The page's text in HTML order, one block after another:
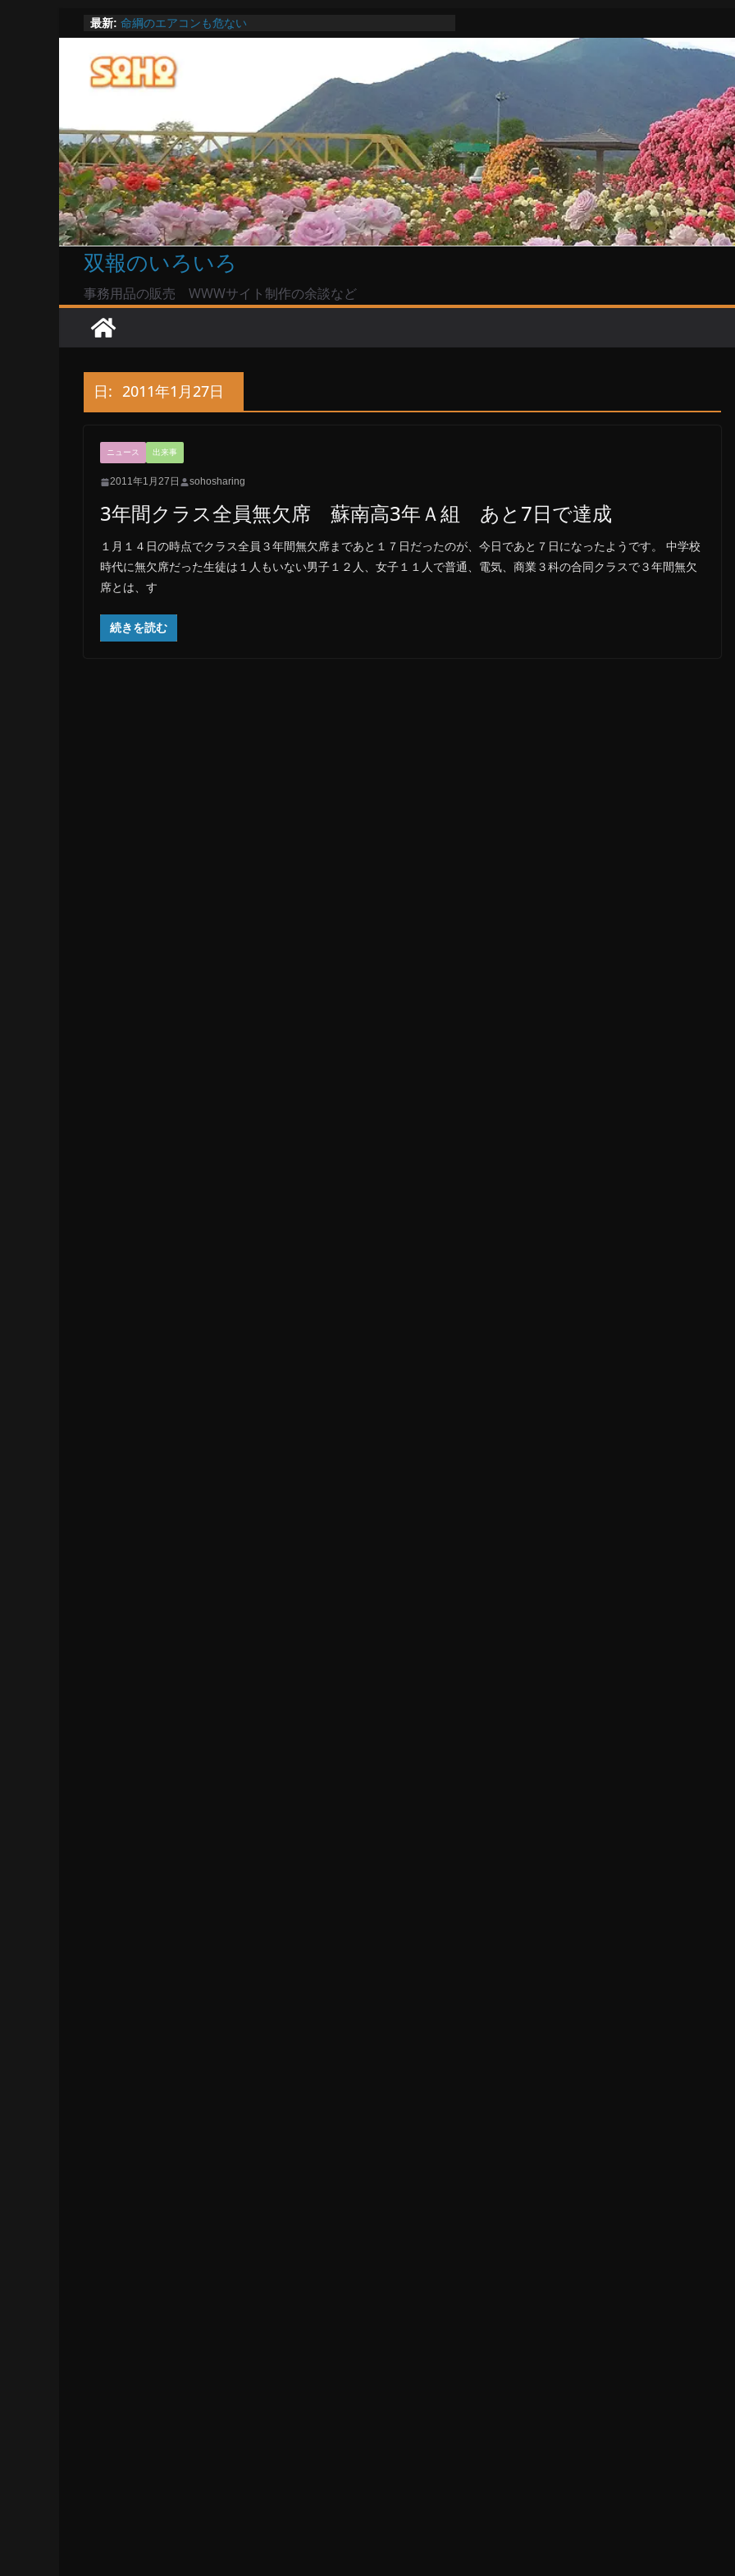
ン
へ
ス
キ
ッ
プ
最新: い」で良いのか
命綱のエアコンも危ない
お盆は関東・東北で平年より低い気温に お盆明けはまた暑い
Windowsユーザーは公共の共有Wi-Fiは使うな?
高市首相とは隙間風が吹く鈴木憲和農水相
双報のいろいろ
事務用品の販売 WWWサイト制作の余談など
日: 2011年1月27日
ニュース 出来事
2011年1月27日 sohosharing
3年間クラス全員無欠席 蘇南高3年Ａ組 あと7日で達成
１月１４日の時点でクラス全員３年間無欠席まであと１７日だったのが、今日であと７日になったようです。 中学校
時代に無欠席だった生徒は１人もいない男子１２人、女子１１人で普通、電気、商業３科の合同クラスで３年間無欠
席とは、す
続きを読む